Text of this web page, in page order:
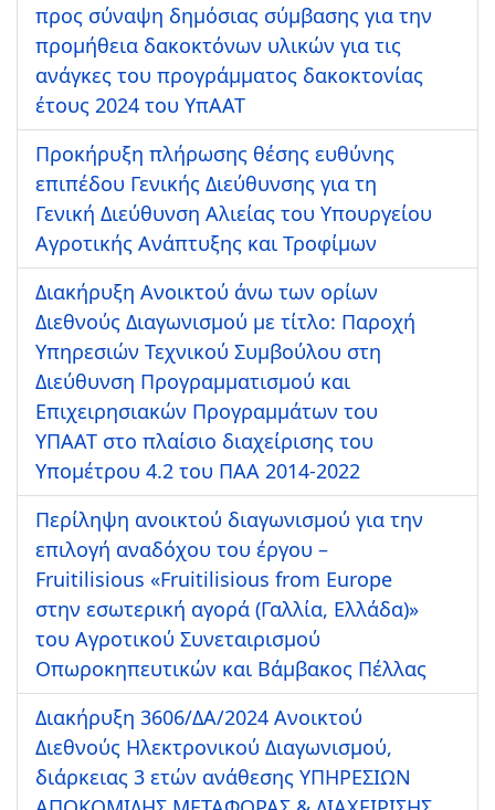
προς σύναψη δημόσιας σύμβασης για την
προμήθεια δακοκτόνων υλικών για τις
ανάγκες του προγράμματος δακοκτονίας
έτους 2024 του ΥπΑΑΤ
Προκήρυξη πλήρωσης θέσης ευθύνης
επιπέδου Γενικής Διεύθυνσης για τη
Γενική Διεύθυνση Αλιείας του Υπουργείου
Αγροτικής Ανάπτυξης και Τροφίμων
Διακήρυξη Ανοικτού άνω των ορίων
Διεθνούς Διαγωνισμού με τίτλο: Παροχή
Υπηρεσιών Τεχνικού Συμβούλου στη
Διεύθυνση Προγραμματισμού και
Επιχειρησιακών Προγραμμάτων του
ΥΠΑΑΤ στο πλαίσιο διαχείρισης του
Υπομέτρου 4.2 του ΠΑΑ 2014-2022
Περίληψη ανοικτού διαγωνισμού για την
επιλογή αναδόχου του έργου –
Fruitilisious «Fruitilisious from Europe
στην εσωτερική αγορά (Γαλλία, Ελλάδα)»
του Αγροτικού Συνεταιρισμού
Οπωροκηπευτικών και Βάμβακος Πέλλας
Διακήρυξη 3606/ΔΑ/2024 Ανοικτού
Διεθνούς Ηλεκτρονικού Διαγωνισμού,
διάρκειας 3 ετών ανάθεσης ΥΠΗΡΕΣΙΩΝ